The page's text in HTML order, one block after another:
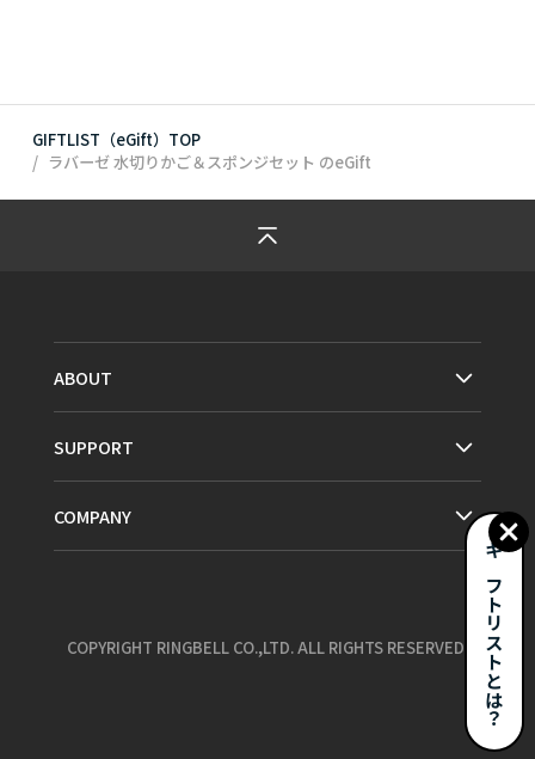
GIFTLIST（eGift）TOP
ラバーゼ 水切りかご＆スポンジセット のeGift
ギフトリストとは？
ABOUT
SUPPORT
COMPANY
COPYRIGHT RINGBELL CO.,LTD. ALL RIGHTS RESERVED.